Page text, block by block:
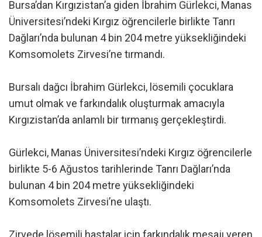
Bursa’dan Kırgızistan’a giden İbrahim Gürlekci, Manas
Üniversitesi’ndeki Kırgız öğrencilerle birlikte Tanrı
Dağları’nda bulunan 4 bin 204 metre yüksekliğindeki
Komsomolets Zirvesi’ne tırmandı.
Bursalı dağcı İbrahim Gürlekci, lösemili çocuklara
umut olmak ve farkındalık oluşturmak amacıyla
Kırgızistan’da anlamlı bir tırmanış gerçekleştirdi.
Gürlekci, Manas Üniversitesi’ndeki Kırgız öğrencilerle
birlikte 5-6 Ağustos tarihlerinde Tanrı Dağları’nda
bulunan 4 bin 204 metre yüksekliğindeki
Komsomolets Zirvesi’ne ulaştı.
Zirvede lösemili hastalar için farkındalık mesajı veren